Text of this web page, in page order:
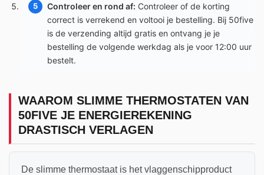
Controleer en rond af: Controleer of de korting
correct is verrekend en voltooi je bestelling. Bij 50five
is de verzending altijd gratis en ontvang je je
bestelling de volgende werkdag als je voor 12:00 uur
bestelt.
WAAROM SLIMME THERMOSTATEN VAN
50FIVE JE ENERGIEREKENING
DRASTISCH VERLAGEN
De slimme thermostaat is het vlaggenschipproduct